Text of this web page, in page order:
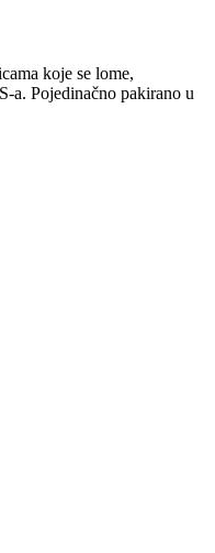
koje se lome,
a. Pojedinačno pakirano u